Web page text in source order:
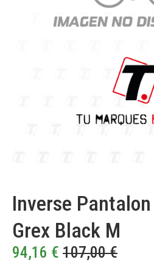
Inverse
Grex Black M
94,16 € 107,00€